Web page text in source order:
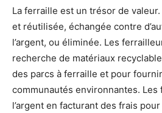
La ferraille est un trésor de
et réutilisée, échangée contre
l’argent, ou éliminée. Les
recherche de matériaux
des parcs à ferraille et pour
communautés environnantes.
l’argent en facturant des frais